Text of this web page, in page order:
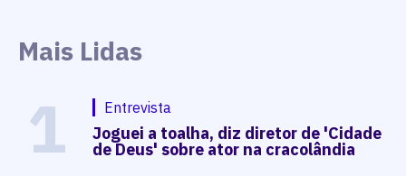
Mais Lidas
1 Entrevista
Joguei a toalha, diz diretor de 'Cidade
de Deus' sobre ator na cracolândia